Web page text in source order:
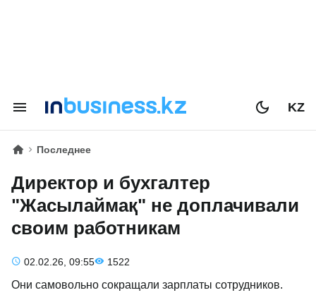
KZ
Последнее
Директор и бухгалтер
"Жасылаймақ" не доплачивали
своим работникам
02.02.26, 09:55 1522
Они самовольно сокращали зарплаты сотрудников.